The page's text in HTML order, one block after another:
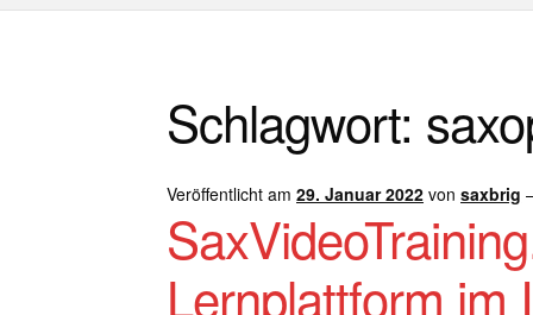
Impro Basic – Download PDF + mp3
Schlagwort:
Veröffentlicht am29. Januar 2022 vonsaxbrig
Lernplattform im